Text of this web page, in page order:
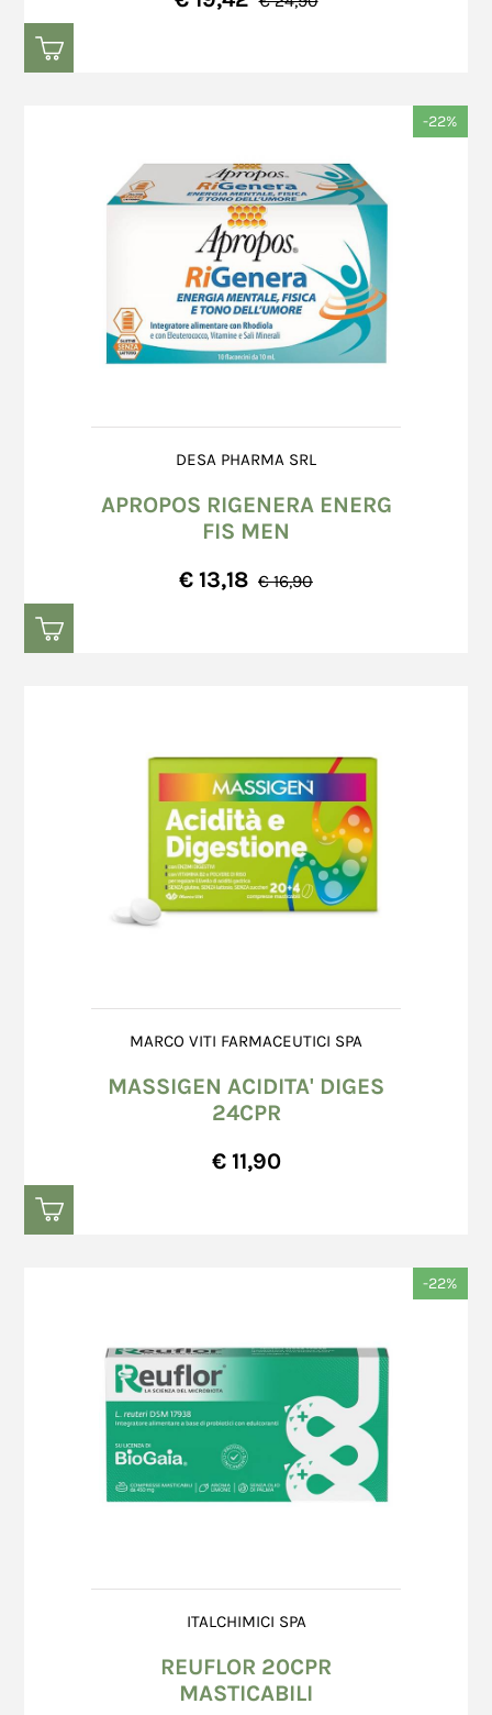
DESA PHARMA SRL
APROPOS RIGENERA ENERG
FIS MEN
€ 13,18 € 16,90
-22%
MARCO VITI FARMACEUTICI SPA
MASSIGEN ACIDITA' DIGES
24CPR
€ 11,90
ITALCHIMICI SPA
REUFLOR 20CPR
MASTICABILI
-22%